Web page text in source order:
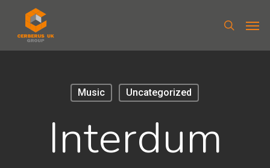
Music Uncategorized
Interdum